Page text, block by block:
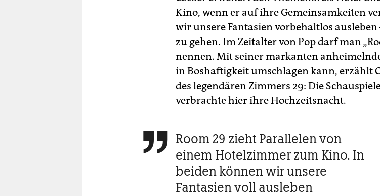
Kino, wenn er auf ihre Gemeinsamkeiten
wir unsere Fantasien vorbehaltlos ausleben
zu gehen. Im Zeitalter von Pop darf man
nennen. Mit seiner markanten
in Boshaftigkeit umschlagen kann, erzählt
des legendären Zimmers 29: Die
verbrachte hier ihre Hochzeitsnacht.
 Room 29 zieht Parallelen von
einem Hotelzimmer zum Kino. In
beiden können wir unsere
Fantasien voll ausleben